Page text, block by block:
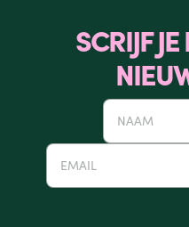
SCRIJF